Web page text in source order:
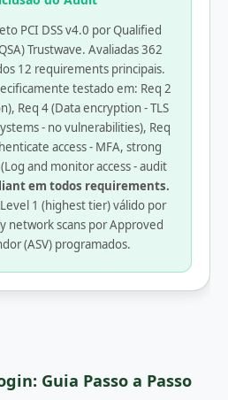
PCI DSS v4.0 por Qualified
Trustwave. Avaliadas 362
12 requirements principais.
testado em: Req 2
Req 4 (Data encryption - TLS
- no vulnerabilities), Req
access - MFA, strong
and monitor access - audit
em todos requirements.
1 (highest tier) válido por
network scans por Approved
(ASV) programados.
Guia Passo a Passo